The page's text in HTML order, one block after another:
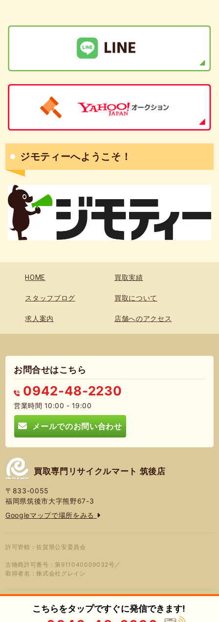
ジモティーへようこそ！
HOME 買取実績
スタッフブログ 買取について
求人案内 店舗へのアクセス
お問合せはこちら
0942-48-2230
営業時間 10:00 - 19:00
メールでのお問い合わせ
買取専門リサイクルマート 筑後店
〒833-0055
福岡県筑後市大字熊野67-3
Googleマップで場所をみる
許可管轄：佐賀県公安委員会
古物商許可番号：第911040009032号／
取得者名：株式会社グレイン
プライバシーポリシー 蓮営会社
© 2026年 買取専門リサイクルマート
こちらをタップですぐに発信できます!